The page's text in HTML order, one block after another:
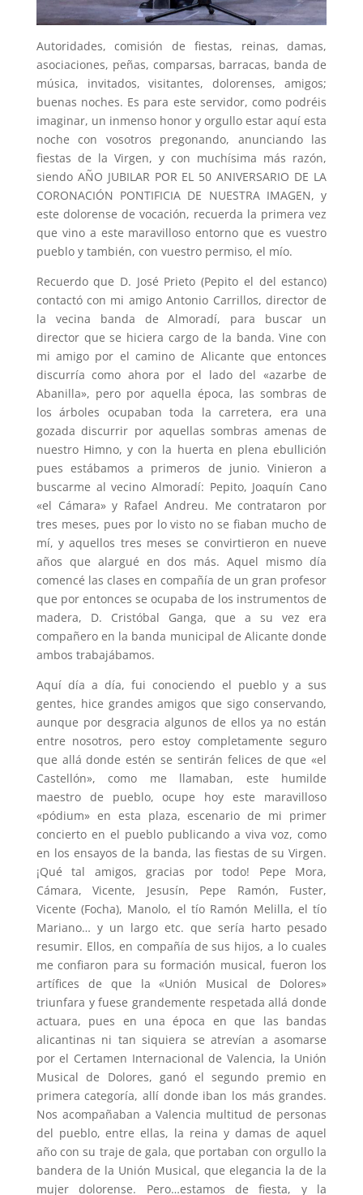
Autoridades, comisión de fiestas, reinas, damas,
asociaciones, peñas, comparsas, barracas, banda de
música, invitados, visitantes, dolorenses, amigos;
buenas noches. Es para este servidor, como podréis
imaginar, un inmenso honor y orgullo estar aquí esta
noche con vosotros pregonando, anunciando las
fiestas de la Virgen, y con muchísima más razón,
siendo AÑO JUBILAR POR EL 50 ANIVERSARIO DE LA
CORONACIÓN PONTIFICIA DE NUESTRA IMAGEN, y
este dolorense de vocación, recuerda la primera vez
que vino a este maravilloso entorno que es vuestro
pueblo y también, con vuestro permiso, el mío.
Recuerdo que D. José Prieto (Pepito el del estanco)
contactó con mi amigo Antonio Carrillos, director de
la vecina banda de Almoradí­, para buscar un
director que se hiciera cargo de la banda. Vine con
mi amigo por el camino de Alicante que entonces
discurría como ahora por el lado del «azarbe de
Abanilla», pero por aquella época, las sombras de
los árboles ocupaban toda la carretera, era una
gozada discurrir por aquellas sombras amenas de
nuestro Himno, y con la huerta en plena ebullición
pues estábamos a primeros de junio. Vinieron a
buscarme al vecino Almoradí­: Pepito, Joaquín Cano
«el Cámara» y Rafael Andreu. Me contrataron por
tres meses, pues por lo visto no se fiaban mucho de
mí, y aquellos tres meses se convirtieron en nueve
años que alargué en dos más. Aquel mismo día
comencé las clases en compañía de un gran profesor
que por entonces se ocupaba de los instrumentos de
madera, D. Cristóbal Ganga, que a su vez era
compañero en la banda municipal de Alicante donde
ambos trabajábamos.
Aquí­ día a día, fui conociendo el pueblo y a sus
gentes, hice grandes amigos que sigo conservando,
aunque por desgracia algunos de ellos ya no están
entre nosotros, pero estoy completamente seguro
que allá donde estén se sentirán felices de que «el
Castellón», como me llamaban, este humilde
maestro de pueblo, ocupe hoy este maravilloso
«pódium» en esta plaza, escenario de mi primer
concierto en el pueblo publicando a viva voz, como
en los ensayos de la banda, las fiestas de su Virgen.
¡Qué tal amigos, gracias por todo! Pepe Mora,
Cámara, Vicente, Jesusín, Pepe Ramón, Fuster,
Vicente (Focha), Manolo, el tío Ramón Melilla, el tío
Mariano… y un largo etc. que sería harto pesado
resumir. Ellos, en compañía de sus hijos, a lo cuales
me confiaron para su formación musical, fueron los
artífices de que la «Unión Musical de Dolores»
triunfara y fuese grandemente respetada allá­ donde
actuara, pues en una época en que las bandas
alicantinas ni tan siquiera se atrevían a asomarse
por el Certamen Internacional de Valencia, la Unión
Musical de Dolores, ganó el segundo premio en
primera categoría, allí donde iban los más grandes.
Nos acompañaban a Valencia multitud de personas
del pueblo, entre ellas, la reina y damas de aquel
año con su traje de gala, que portaban con orgullo la
bandera de la Unión Musical, que elegancia la de la
mujer dolorense. Pero…estamos de fiesta, y la